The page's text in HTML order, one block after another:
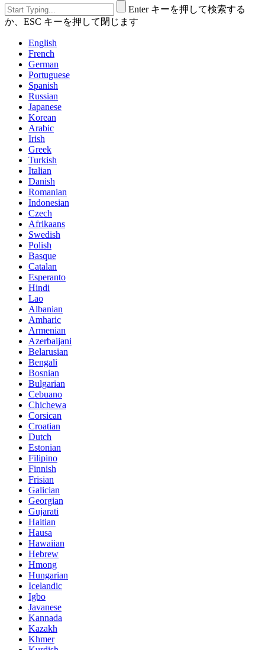
Enter キーを押して検索する
か、ESC キーを押して閉じます
English
French
German
Portuguese
Spanish
Russian
Japanese
Korean
Arabic
Irish
Greek
Turkish
Italian
Danish
Romanian
Indonesian
Czech
Afrikaans
Swedish
Polish
Basque
Catalan
Esperanto
Hindi
Lao
Albanian
Amharic
Armenian
Azerbaijani
Belarusian
Bengali
Bosnian
Bulgarian
Cebuano
Chichewa
Corsican
Croatian
Dutch
Estonian
Filipino
Finnish
Frisian
Galician
Georgian
Gujarati
Haitian
Hausa
Hawaiian
Hebrew
Hmong
Hungarian
Icelandic
Igbo
Javanese
Kannada
Kazakh
Khmer